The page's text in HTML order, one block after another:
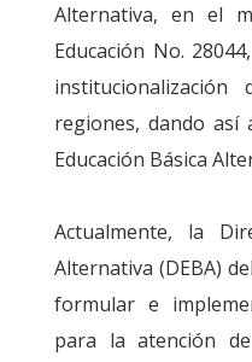
Alternativa, en el
Educación No.
regiones, dando así
Educación Básica
Actualmente, la
Alternativa (DEBA)
formular e
para la atención